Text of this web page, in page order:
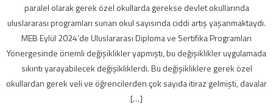
paralel olarak gerek özel okullarda gerekse devlet okullarında
uluslararası programları sunan okul sayısında ciddi artış yaşanmaktaydı.
MEB Eylül 2024’de Uluslararası Diploma ve Sertifika Programları
Yönergesinde önemli değişiklikler yapmıştı, bu değişiklikler uygulamada
sıkıntı yarayabilecek değişikliklerdi. Bu değişikliklere gerek özel
okullardan gerek veli ve öğrencilerden çok sayıda itiraz gelmişti, davalar
[…]